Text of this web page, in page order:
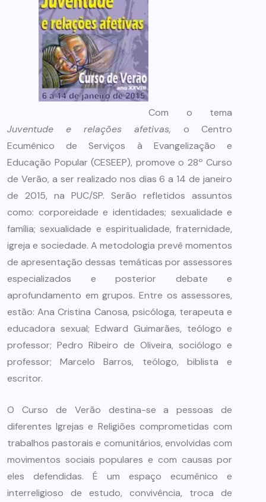
Com o tema
Juventude e relações afetivas,o Centro
Ecumênico de Serviços à Evangelização e
Educação Popular (CESEEP), promove o 28º Curso
de Verão, a ser realizado nos dias 6 a 14 de janeiro
de 2015, na PUC/SP. Serão refletidos assuntos
como: corporeidade e identidades; sexualidade e
família; sexualidade e espiritualidade, fraternidade,
igreja e sociedade. A metodologia prevê momentos
de apresentação dessas temáticas por assessores
especializados e posterior debate e
aprofundamento em grupos. Entre os assessores,
estão: Ana Cristina Canosa, psicóloga, terapeuta e
educadora sexual; Edward Guimarães, teólogo e
professor; Pedro Ribeiro de Oliveira, sociólogo e
professor; Marcelo Barros, teólogo, biblista e
escritor.
O Curso de Verão destina-se a pessoas de
diferentes Igrejas e Religiões comprometidas com
trabalhos pastorais e comunitários, envolvidas com
movimentos sociais populares e com causas por
eles defendidas. É um espaço ecumênico e
interreligioso de estudo, convivência, troca de